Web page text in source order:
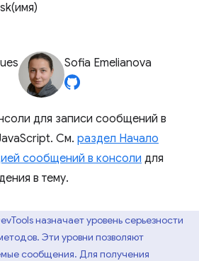
Sofia Emelianova
для записи сообщений в
См. раздел Начало
сообщений в консоли для
в тему.
назначает уровень серьезности
Эти уровни позволяют
сообщения. Для получения